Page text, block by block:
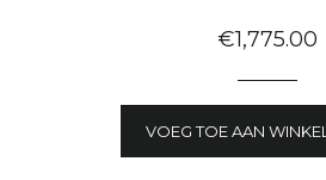
Normale
€1,775.00
VOEG TOE AAN